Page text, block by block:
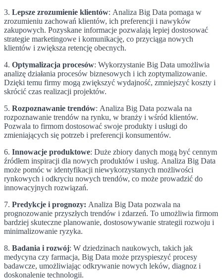
3. Lepsze zrozumienie klientów: Analiza Big Data pomaga w
zrozumieniu zachowań klientów, ich preferencji i nawyków
zakupowych. Pozyskane informacje pozwalają lepiej dostosować
strategie marketingowe i komunikację, co przyciąga nowych
klientów i zwiększa retencję obecnych.
4. Optymalizacja procesów: Wykorzystanie Big Data umożliwia
analizę działania procesów biznesowych i ich zoptymalizowanie.
Dzięki temu firmy mogą zwiększyć wydajność, zmniejszyć koszty i
skrócić czas realizacji projektów.
5. Rozpoznawanie trendów: Analiza Big Data pozwala na
rozpoznawanie trendów na rynku, w branży i wśród klientów.
Pozwala to firmom dostosować swoje produkty i usługi do
zmieniających się potrzeb i preferencji konsumentów.
6. Innowacje produktowe: Duże zbiory danych mogą być cennym
źródłem inspiracji dla nowych produktów i usług. Analiza Big Data
może pomóc w identyfikacji niewykorzystanych możliwości
rynkowych i odkryciu nowych trendów, co może prowadzić do
innowacyjnych rozwiązań.
7. Predykcje i prognozy: Analiza Big Data pozwala na
prognozowanie przyszłych trendów i zdarzeń. To umożliwia firmom
bardziej skuteczne planowanie, dostosowywanie strategii rozwoju i
minimalizowanie ryzyka.
8. Badania i rozwój: W dziedzinach naukowych, takich jak
medycyna czy farmacja, Big Data może przyspieszyć procesy
badawcze, umożliwiając odkrywanie nowych leków, diagnoz i
doskonalenie technologii.